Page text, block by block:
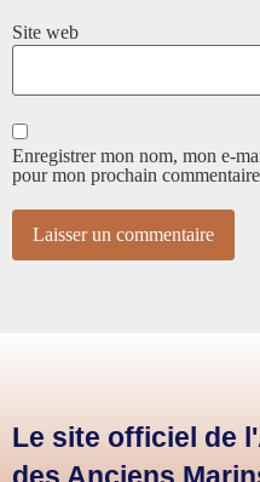
Site web
Enregistrer mon nom, mon e-
pour mon prochain
Le site officiel de